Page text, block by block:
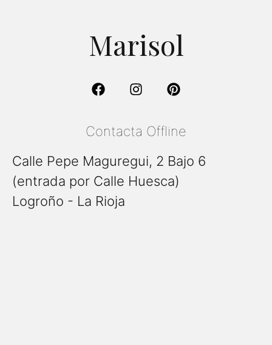
Marisol
Contacta Offline
Calle Pepe Maguregui, 2 Bajo 6
(entrada por Calle Huesca)
Logroño - La Rioja